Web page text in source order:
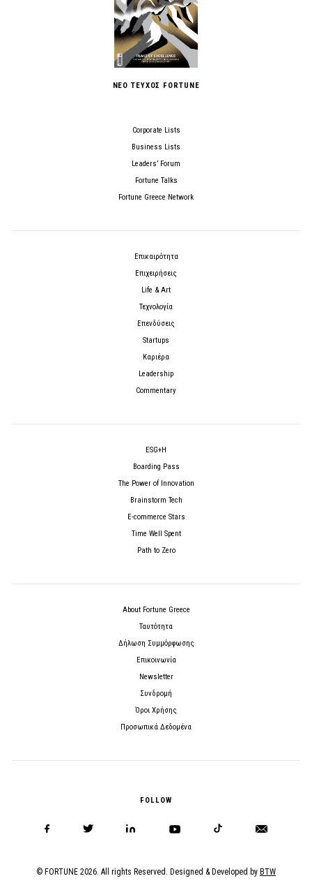
ΝΕΟ ΤΕΥΧΟΣ FORTUNE
Corporate Lists
Business Lists
Leaders’ Forum
Fortune Talks
Fortune Greece Network
Επικαιρότητα
Επιχειρήσεις
Life & Art
Τεχνολογία
Επενδύσεις
Startups
Καριέρα
Leadership
Commentary
ESG+H
Boarding Pass
The Power of Innovation
Brainstorm Tech
E-commerce Stars
Time Well Spent
Path to Zero
About Fortune Greece
Ταυτότητα
Δήλωση Συμμόρφωσης
Επικοινωνία
Newsletter
Συνδρομή
Όροι Χρήσης
Προσωπικά Δεδομένα
FOLLOW
© FORTUNE 2026. All rights Reserved. Designed & Developed by BTW